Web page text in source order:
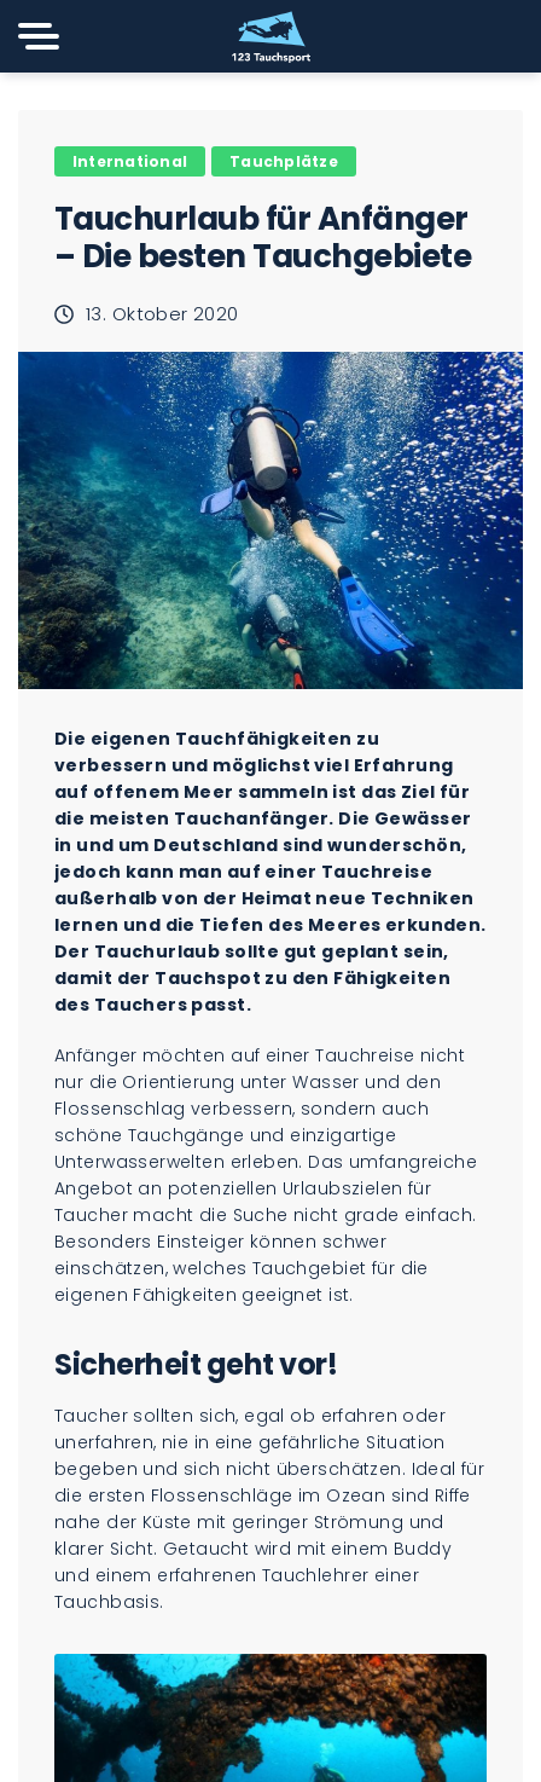
International Tauchplätze
Tauchurlaub für Anfänger
– Die besten Tauchgebiete
13. Oktober 2020
Die eigenen Tauchfähigkeiten zu
verbessern und möglichst viel Erfahrung
auf offenem Meer sammeln ist das Ziel für
die meisten Tauchanfänger. Die Gewässer
in und um Deutschland sind wunderschön,
jedoch kann man auf einer Tauchreise
außerhalb von der Heimat neue Techniken
lernen und die Tiefen des Meeres erkunden.
Der Tauchurlaub sollte gut geplant sein,
damit der Tauchspot zu den Fähigkeiten
des Tauchers passt.
Anfänger möchten auf einer Tauchreise nicht
nur die Orientierung unter Wasser und den
Flossenschlag verbessern, sondern auch
schöne Tauchgänge und einzigartige
Unterwasserwelten erleben. Das umfangreiche
Angebot an potenziellen Urlaubszielen für
Taucher macht die Suche nicht grade einfach.
Besonders Einsteiger können schwer
einschätzen, welches Tauchgebiet für die
eigenen Fähigkeiten geeignet ist.
Sicherheit geht vor!
Taucher sollten sich, egal ob erfahren oder
unerfahren, nie in eine gefährliche Situation
begeben und sich nicht überschätzen. Ideal für
die ersten Flossenschläge im Ozean sind Riffe
nahe der Küste mit geringer Strömung und
klarer Sicht. Getaucht wird mit einem Buddy
und einem erfahrenen Tauchlehrer einer
Tauchbasis.